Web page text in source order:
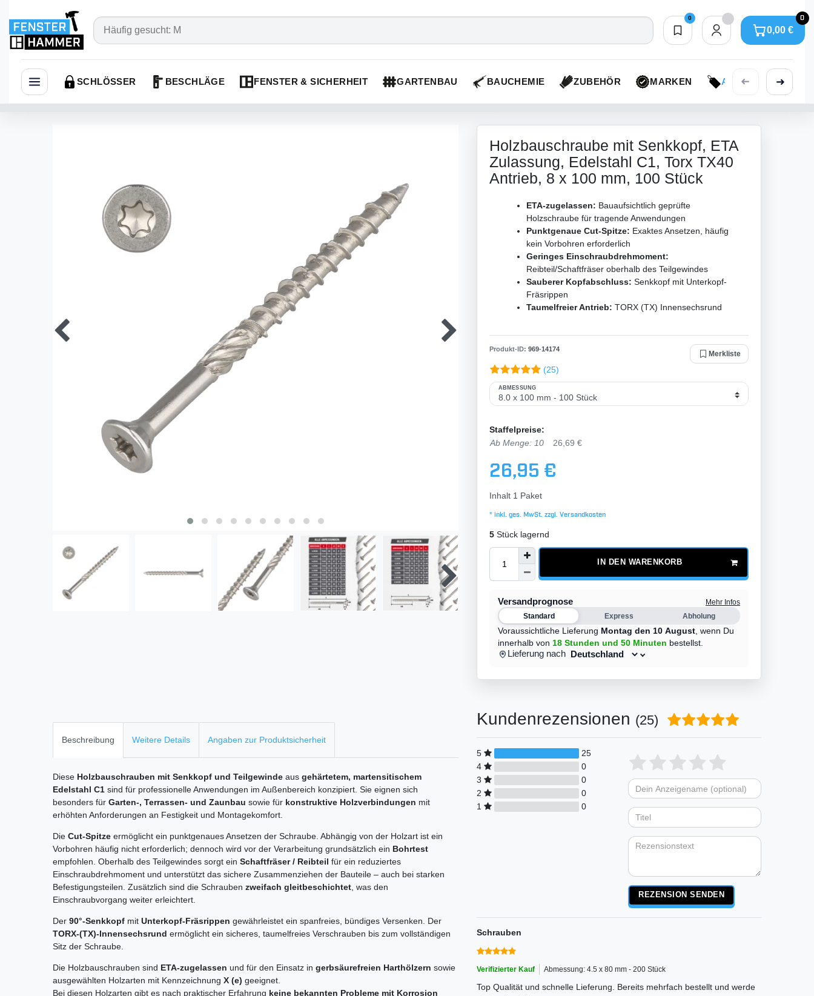
0
Merkliste
0
0,00 €
0,00 €
Navigation öffnen
SCHLÖSSER BESCHLÄGE FENSTER & SICHERHEIT GARTENBAU BAUCHEMIE ZUBEHÖR MARKEN AKTIONEN
➜ ➜
Holzbauschraube mit Senkkopf, ETA
Zulassung, Edelstahl C1, Torx TX40
Antrieb, 8 x 100 mm, 100 Stück
ETA-zugelassen: Bauaufsichtlich geprüfte
Holzschraube für tragende Anwendungen
Punktgenaue Cut-Spitze: Exaktes Ansetzen, häufig
kein Vorbohren erforderlich
Geringes Einschraubdrehmoment:
Reibteil/Schaftfräser oberhalb des Teilgewindes
Sauberer Kopfabschluss: Senkkopf mit Unterkopf-
Fräsrippen
Taumelfreier Antrieb: TORX (TX) Innensechsrund
Produkt-ID: 969-14174
Merkliste
(25)
ABMESSUNG
Staffelpreise:
Ab Menge: 10
26,69 €
26,95 €
Inhalt 1 Paket
* inkl. ges. MwSt. zzgl. Versandkosten
5 Stück lagernd
IN DEN WARENKORB
Versandprognose
Mehr Infos
Standard
Express Abholung
Voraussichtliche Lieferung Montag den 10 August wenn Du
innerhalb von 18 Stunden und 50 Minuten bestellst.
Lieferung nach
Beschreibung Weitere Details Angaben zur Produktsicherheit
Diese Holzbauschrauben mit Senkkopf und Teilgewinde aus gehärtetem, martensitischem
Edelstahl C1 sind für professionelle Anwendungen im Außenbereich konzipiert. Sie eignen sich
besonders für Garten-, Terrassen- und Zaunbau sowie für konstruktive Holzverbindungen mit
erhöhten Anforderungen an Festigkeit und Montagekomfort.
Die Cut-Spitze ermöglicht ein punktgenaues Ansetzen der Schraube. Abhängig von der Holzart ist ein
Vorbohren häufig nicht erforderlich; dennoch wird vor der Verarbeitung grundsätzlich ein Bohrtest
empfohlen. Oberhalb des Teilgewindes sorgt ein Schaftfräser / Reibteil für ein reduziertes
Einschraubdrehmoment und unterstützt das sichere Zusammenziehen der Bauteile – auch bei starken
Befestigungsteilen. Zusätzlich sind die Schrauben zweifach gleitbeschichtet , was den
Einschraubvorgang weiter erleichtert.
Der 90°-Senkkopf mit Unterkopf-Fräsrippen gewährleistet ein spanfreies, bündiges Versenken. Der
TORX-(TX)-Innensechsrund ermöglicht ein sicheres, taumelfreies Verschrauben bis zum vollständigen
Sitz der Schraube.
Die Holzbauschrauben sind ETA-zugelassen und für den Einsatz in gerbsäurefreien Harthölzern sowie
ausgewählten Holzarten mit Kennzeichnung X (e) geeignet.
Bei diesen Holzarten gibt es nach praktischer Erfahrung keine bekannten Probleme mit Korrosion
Kundenrezensionen (25)
5
25
4
0
3
0
2
0
1
0
Bewertungssterne
von
5
4
von
5
3
von
5
2
von
5
1
von
5
Bewertungssternen
Anzeigename
(optional)
REZENSION SENDEN
Schrauben
Verifizierter Kauf Abmessung: 4.5 x 80 mm - 200 Stück
Top Qualität und schnelle Lieferung. Bereits mehrfach bestellt und werde